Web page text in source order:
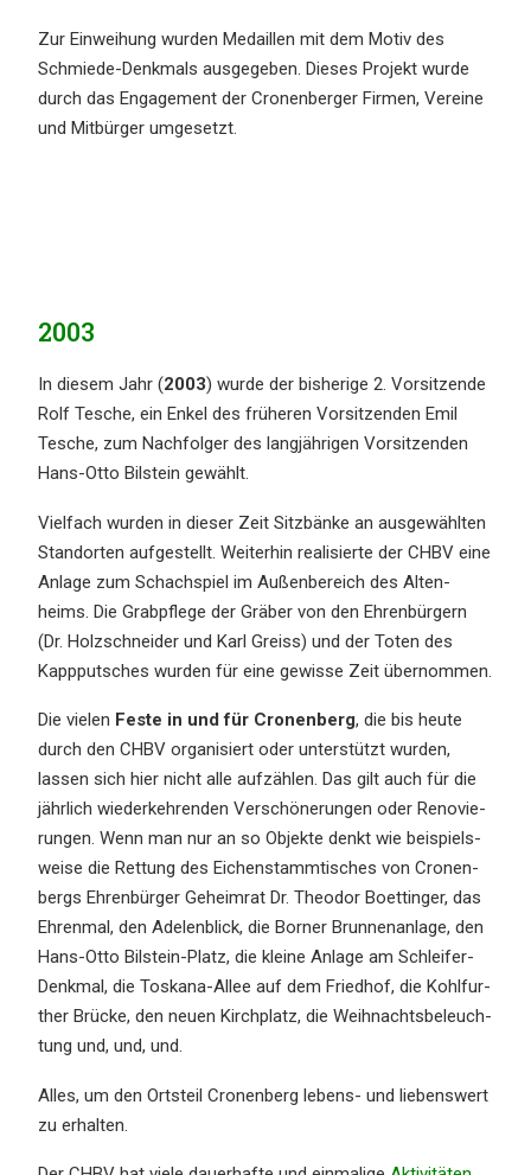
Zur Einwei­hung wurden Medail­len mit dem Motiv des
Schmie­de-Denkmals ausge­ge­ben. Dieses Projekt wurde
durch das Engage­ment der Cronen­ber­ger Firmen, Verei­ne
und Mitbür­ger umgesetzt.
2003
In diesem Jahr (2003) wurde der bishe­ri­ge 2. Vorsit­zen­de
Rolf Tesche, ein Enkel des frühe­ren Vorsit­zen­den Emil
Tesche, zum Nachfol­ger des langjäh­ri­gen Vorsit­zen­den
Hans-Otto Bilstein gewählt.
Vielfach wurden in dieser Zeit Sitzbän­ke an ausge­wähl­ten
Stand­or­ten aufge­stellt. Weiter­hin reali­sier­te der CHBV eine
Anlage zum Schach­spiel im Außen­be­reich des Alten­
heims. Die Grabpfle­ge der Gräber von den Ehren­bür­gern
(Dr. Holzschnei­der und Karl Greiss) und der Toten des
Kappput­sches wurden für eine gewis­se Zeit übernommen.
Die vielen Feste in und für Cronen­berg, die bis heute
durch den CHBV organi­siert oder unter­stützt wurden,
lassen sich hier nicht alle aufzäh­len. Das gilt auch für die
jährlich wieder­keh­ren­den Verschö­ne­run­gen oder Renovie­
run­gen. Wenn man nur an so Objek­te denkt wie beispiels­
wei­se die Rettung des Eichen­stamm­ti­sches von Cronen­
bergs Ehren­bür­ger Geheim­rat Dr. Theodor Boettin­ger, das
Ehren­mal, den Adelen­blick, die Borner Brunnen­an­la­ge, den
Hans-Otto Bilstein-Platz, die kleine Anlage am Schlei­fer-
Denkmal, die Toska­na-Allee auf dem Fried­hof, die Kohlfur­
ther Brücke, den neuen Kirch­platz, die Weihnachts­be­leuch­
tung und, und, und.
Alles, um den Ortsteil Cronen­berg lebens- und liebens­wert
zu erhalten.